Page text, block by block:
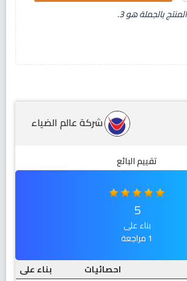
بالجملة هو 3.
شركة عالم الضياء
تقييم البائع
5
بناء على
1 مراجعة
احصائيات
بناء على